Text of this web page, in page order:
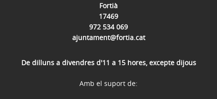
Fortià
17469
972 534 069
ajuntament@fortia.cat
De dilluns a divendres d'11 a 15 hores, excepte dijous
Amb el suport de: